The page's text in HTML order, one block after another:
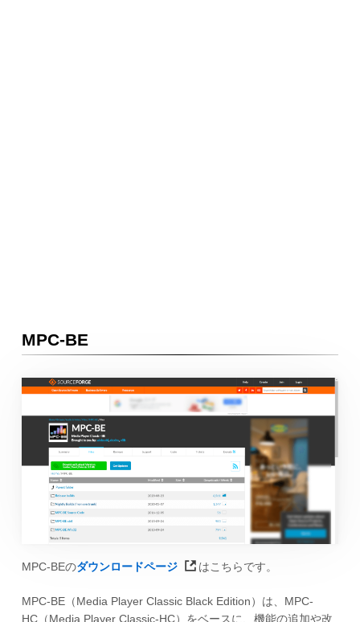
MPC-BE
MPC-BEのダウンロードページ はこちらです。
MPC-BE（Media Player Classic Black Edition）は、MPC-
HC（Media Player Classic-HC）をベースに、機能の追加や改